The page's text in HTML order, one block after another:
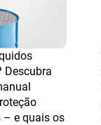
Descubra
– e quais os